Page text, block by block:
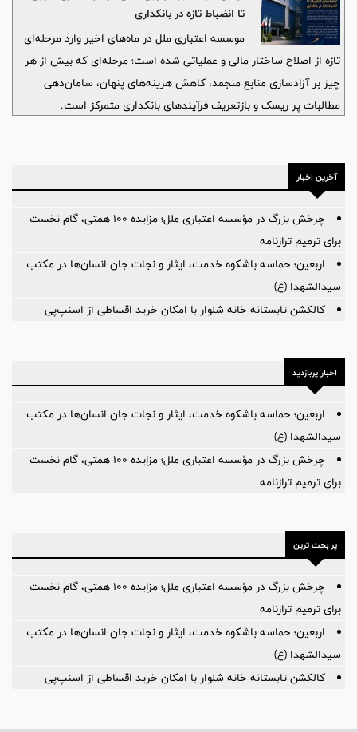
تا انضباط تازه در بانکداری
موسسه اعتباری ملل در ماه‌های اخیر وارد مرحله‌ای
تازه از اصلاح ساختار مالی و عملیاتی شده است؛ مرحله‌ای که بیش از هر
چیز بر آزادسازی منابع منجمد، کاهش هزینه‌های پنهان، سامان‌دهی
مطالبات پر ریسک و بازتعریف فرآیندهای بانکداری متمرکز است.
آخرین اخبار
چرخش بزرگ در مؤسسه اعتباری ملل؛ مزایده ۱۰۰ همتی، گام نخست
برای ترمیم ترازنامه
اربعین؛ حماسه باشکوه خدمت، ایثار و نجات جان انسان‌ها در مکتب
سیدالشهدا (ع)
کالکشن تابستانه خانه شلوار با امکان خرید اقساطی از اسنپ‌پی
اخبار پربازدید
اربعین؛ حماسه باشکوه خدمت، ایثار و نجات جان انسان‌ها در مکتب
سیدالشهدا (ع)
چرخش بزرگ در مؤسسه اعتباری ملل؛ مزایده ۱۰۰ همتی، گام نخست
برای ترمیم ترازنامه
پر بحث ترین
چرخش بزرگ در مؤسسه اعتباری ملل؛ مزایده ۱۰۰ همتی، گام نخست
برای ترمیم ترازنامه
اربعین؛ حماسه باشکوه خدمت، ایثار و نجات جان انسان‌ها در مکتب
سیدالشهدا (ع)
کالکشن تابستانه خانه شلوار با امکان خرید اقساطی از اسنپ‌پی